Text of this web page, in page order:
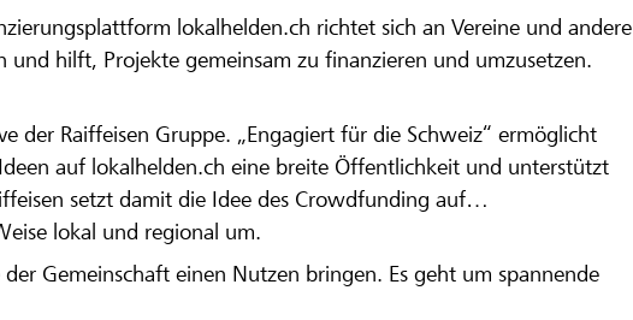
lokalhelden.ch richtet sich an Vereine und andere
und hilft, Projekte gemeinsam zu finanzieren und umzusetzen.
der Raiffeisen Gruppe. „Engagiert für die Schweiz“ ermöglicht
auf lokalhelden.ch eine breite Öffentlichkeit und unterstützt
setzt damit die Idee des Crowdfunding auf
lokal und regional um.
Gemeinschaft einen Nutzen bringen. Es geht um spannende